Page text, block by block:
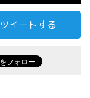
ツイートする